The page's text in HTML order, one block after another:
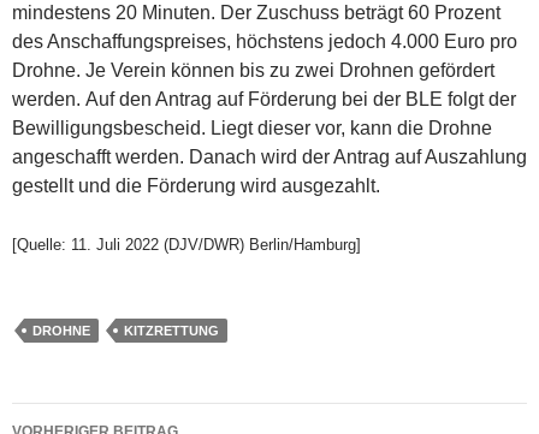
mindestens 20 Minuten. Der Zuschuss beträgt 60 Prozent
des Anschaffungspreises, höchstens jedoch 4.000 Euro pro
Drohne. Je Verein können bis zu zwei Drohnen gefördert
werden. Auf den Antrag auf Förderung bei der BLE folgt der
Bewilligungsbescheid. Liegt dieser vor, kann die Drohne
angeschafft werden. Danach wird der Antrag auf Auszahlung
gestellt und die Förderung wird ausgezahlt.
[Quelle: 11. Juli 2022 (DJV/DWR) Berlin/Hamburg]
DROHNE KITZRETTUNG
Beitragsnavigation